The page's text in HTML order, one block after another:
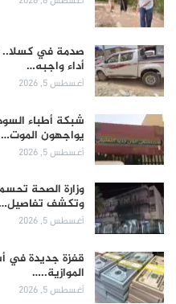
صدمة في كسلا..
أداء واجبه…
أغسطس 5, 2026
شبكة أطباء
يواجهون الموت…
أغسطس 5, 2026
وزارة الصحة
وتكشف
أغسطس 5, 2026
قفزة جديدة في
الموازية..…
أغسطس 5, 2026